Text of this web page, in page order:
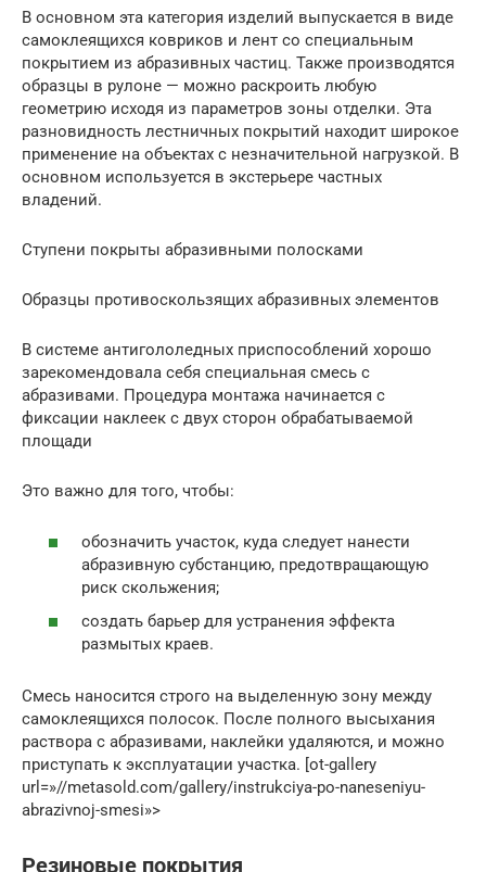
В основном эта категория изделий выпускается в виде
самоклеящихся ковриков и лент со специальным
покрытием из абразивных частиц. Также производятся
образцы в рулоне — можно раскроить любую
геометрию исходя из параметров зоны отделки. Эта
разновидность лестничных покрытий находит широкое
применение на объектах с незначительной нагрузкой. В
основном используется в экстерьере частных
владений.
Ступени покрыты абразивными полосками
Образцы противоскользящих абразивных элементов
В системе антигололедных приспособлений хорошо
зарекомендовала себя специальная смесь с
абразивами. Процедура монтажа начинается с
фиксации наклеек с двух сторон обрабатываемой
площади
Это важно для того, чтобы:
обозначить участок, куда следует нанести
абразивную субстанцию, предотвращающую
риск скольжения;
создать барьер для устранения эффекта
размытых краев.
Смесь наносится строго на выделенную зону между
самоклеящихся полосок. После полного высыхания
раствора с абразивами, наклейки удаляются, и можно
приступать к эксплуатации участка. [ot-gallery
url=»//metasold.com/gallery/instrukciya-po-naneseniyu-
abrazivnoj-smesi»>
Резиновые покрытия